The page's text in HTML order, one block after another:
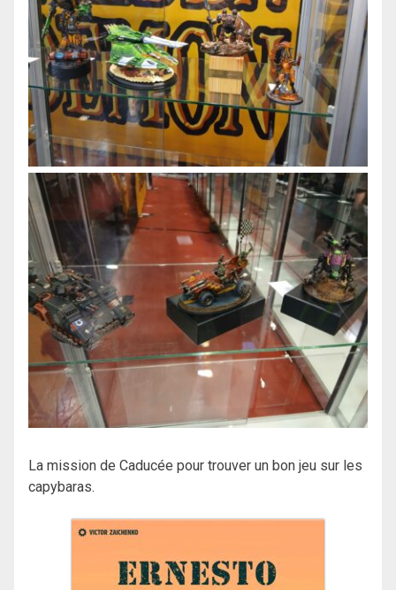
La mission de Caducée pour trouver un bon jeu sur les
capybaras.